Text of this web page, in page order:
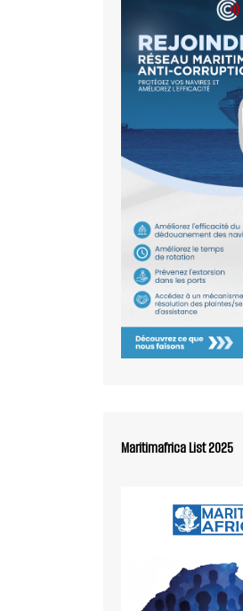
Maritimafrica List 2025